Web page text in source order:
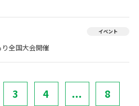
イベント
全国大会開催
3 4 ... 8